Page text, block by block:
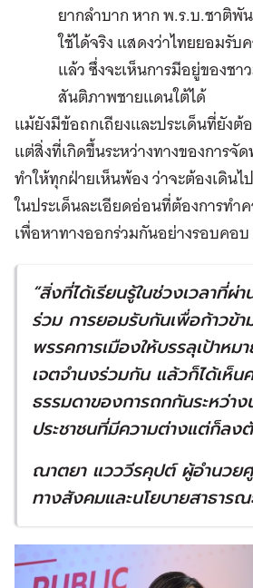
ยากลำบาก หาก พ.ร.บ.ชาติพั
ใช้ได้จริง แสดงว่าไทยยอมรั
แล้ว ซึ่งจะเห็นการมีอยู่ของช
สันติภาพชายแดนใต้ได้
แม้ยังมีข้อถกเถียงและประเด็นที่ยังต้
แต่สิ่งที่เกิดขึ้นระหว่างทางของการ
ทำให้ทุกฝ่ายเห็นพ้อง ว่าจะต้องเดิน
ในประเด็นละเอียดอ่อนที่ต้องการทำ
เพื่อหาทางออกร่วมกันอย่างรอบคอบ
“สิ่งที่ได้เรียนรู้ในช่วงเวลาที่ผ่
ร่วม การยอมรับกันเพื่อก้าวข้า
พรรคการเมืองให้บรรลุเป้าหม
เจตจำนงร่วมกัน แล้วก็ได้เห็น
ธรรมดาของการถกกันระหว่า
ประชาชนที่มีความต่างแต่ก็ลง
ณาตยา แวววีรคุปต์ ผู้อำนวย
ทางสังคมและนโยบายสาธาร